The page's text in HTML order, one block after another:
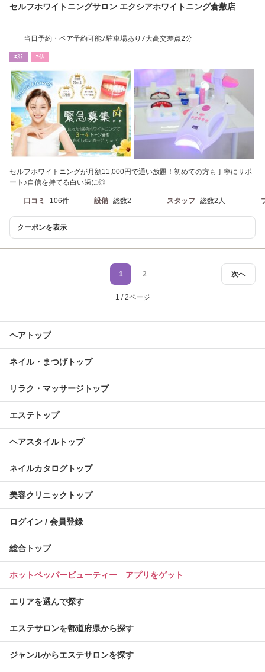
セルフホワイトニングサロン エクシアホワイトニング倉敷店
当日予約・ペア予約可能/駐車場あり/大高交差点2分
ｴｽﾃ ﾈｲﾙ
セルフホワイトニングが月額11,000円で通い放題！初めての方も丁寧にサポ
ート♪自信を持てる白い歯に◎
口コミ 106件 設備 総数2 スタッフ 総数2人
クーポンを表示
次へ
1 2
1 / 2ページ
ヘアトップ
ネイル・まつげトップ
リラク・マッサージトップ
エステトップ
ヘアスタイルトップ
ネイルカタログトップ
美容クリニックトップ
ログイン / 会員登録
総合トップ
ホットペッパービューティー アプリをゲット
エリアを選んで探す
エステサロンを都道府県から探す
ジャンルからエステサロンを探す